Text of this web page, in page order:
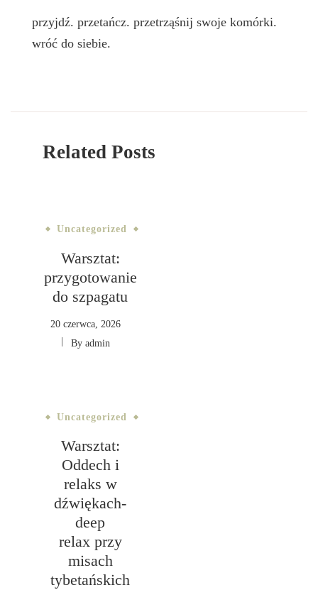
przyjdź. przetańcz. przetrząśnij swoje komórki.
wróć do siebie.
Related Posts
Uncategorized
Warsztat:
przygotowanie
do szpagatu
20 czerwca, 2026
By admin
Uncategorized
Warsztat:
Oddech i
relaks w
dźwiękach-
deep
relax przy
misach
tybetańskich